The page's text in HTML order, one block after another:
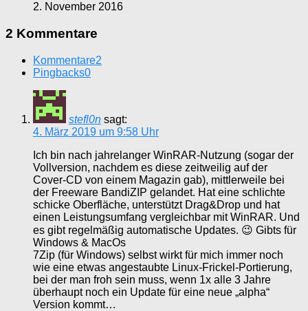
2. November 2016
2 Kommentare
Kommentare2
Pingbacks0
stefl0n sagt:
4. März 2019 um 9:58 Uhr
Ich bin nach jahrelanger WinRAR-Nutzung (sogar der
Vollversion, nachdem es diese zeitweilig auf der
Cover-CD von einem Magazin gab), mittlerweile bei
der Freeware BandiZIP gelandet. Hat eine schlichte
schicke Oberfläche, unterstützt Drag&Drop und hat
einen Leistungsumfang vergleichbar mit WinRAR. Und
es gibt regelmäßig automatische Updates. 😉 Gibts für
Windows & MacOs
7Zip (für Windows) selbst wirkt für mich immer noch
wie eine etwas angestaubte Linux-Frickel-Portierung,
bei der man froh sein muss, wenn 1x alle 3 Jahre
überhaupt noch ein Update für eine neue „alpha“
Version kommt…